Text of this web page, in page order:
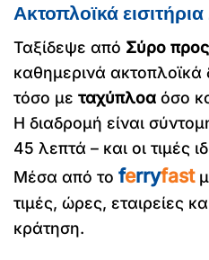
Ακτοπλοϊκά
Ταξίδεψε από Σύρο
καθημερινά ακτοπλοϊκά
τόσο με ταχύπλοα όσο
Η διαδρομή είναι
45 λεπτά – και οι τιμές
Μέσα από το ferryfast
τιμές, ώρες, εταιρείες
κράτηση.